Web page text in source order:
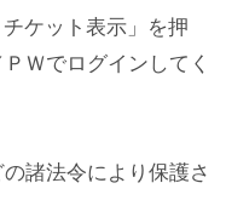
ケット表示」を押
Ｗでログインしてく
諸法令により保護さ